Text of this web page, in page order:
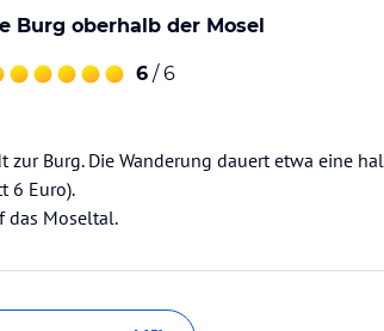
Burg oberhalb der Mosel
6 / 6
Burg. Die Wanderung dauert etwa eine
6 Euro).
das Moseltal.